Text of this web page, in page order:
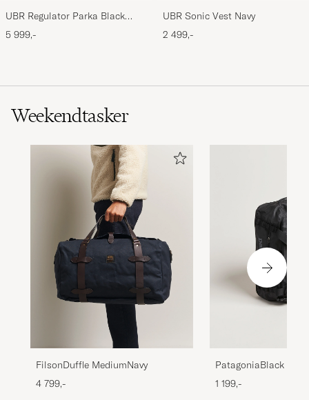
UBR Regulator Parka Black
Storm
5 999,-
UBR Sonic Vest Navy
2 499,-
Weekendtasker
FilsonDuffle MediumNavy
4 799,-
PatagoniaBlack
40LBlack
1 199,-